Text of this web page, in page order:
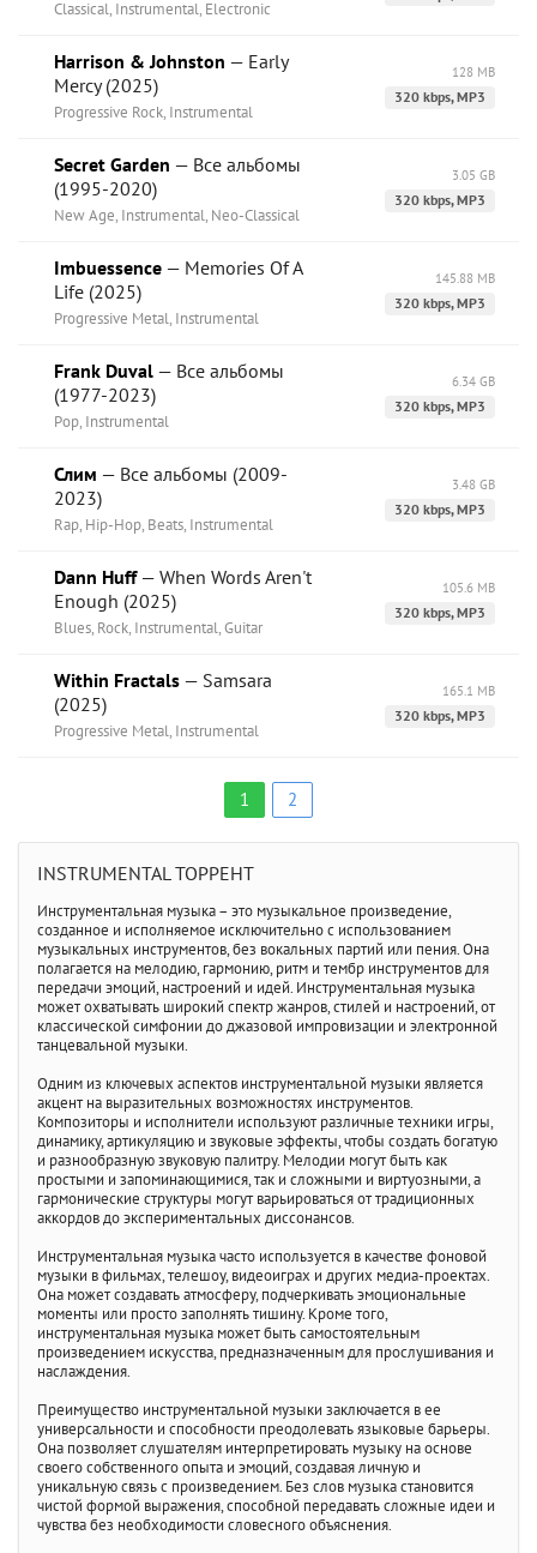
Classical, Instrumental, Electronic
Harrison & Johnston — Early
Mercy (2025)
Progressive Rock, Instrumental
128 MB
320 kbps, MP3
Secret Garden — Все альбомы
(1995-2020)
New Age, Instrumental, Neo-Classical
3.05 GB
320 kbps, MP3
Imbuessence — Memories Of A
Life (2025)
Progressive Metal, Instrumental
145.88 MB
320 kbps, MP3
Frank Duval — Все альбомы
(1977-2023)
Pop, Instrumental
6.34 GB
320 kbps, MP3
Слим — Все альбомы (2009-
2023)
Rap, Hip-Hop, Beats, Instrumental
3.48 GB
320 kbps, MP3
Dann Huff— When Words Aren't
Enough (2025)
Blues, Rock, Instrumental, Guitar
105.6 MB
320 kbps, MP3
Within Fractals — Samsara
(2025)
Progressive Metal, Instrumental
165.1 MB
320 kbps, MP3
1 2
INSTRUMENTAL ТОРРЕНТ
Инструментальная музыка – это музыкальное произведение,
созданное и исполняемое исключительно с использованием
музыкальных инструментов, без вокальных партий или пения. Она
полагается на мелодию, гармонию, ритм и тембр инструментов для
передачи эмоций, настроений и идей. Инструментальная музыка
может охватывать широкий спектр жанров, стилей и настроений, от
классической симфонии до джазовой импровизации и электронной
танцевальной музыки.
Одним из ключевых аспектов инструментальной музыки является
акцент на выразительных возможностях инструментов.
Композиторы и исполнители используют различные техники игры,
динамику, артикуляцию и звуковые эффекты, чтобы создать богатую
и разнообразную звуковую палитру. Мелодии могут быть как
простыми и запоминающимися, так и сложными и виртуозными, а
гармонические структуры могут варьироваться от традиционных
аккордов до экспериментальных диссонансов.
Инструментальная музыка часто используется в качестве фоновой
музыки в фильмах, телешоу, видеоиграх и других медиа-проектах.
Она может создавать атмосферу, подчеркивать эмоциональные
моменты или просто заполнять тишину. Кроме того,
инструментальная музыка может быть самостоятельным
произведением искусства, предназначенным для прослушивания и
наслаждения.
Преимущество инструментальной музыки заключается в ее
универсальности и способности преодолевать языковые барьеры.
Она позволяет слушателям интерпретировать музыку на основе
своего собственного опыта и эмоций, создавая личную и
уникальную связь с произведением. Без слов музыка становится
чистой формой выражения, способной передавать сложные идеи и
чувства без необходимости словесного объяснения.